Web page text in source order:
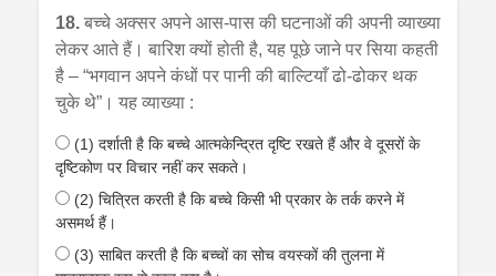
18. बच्चे अक्सर अपने आस-पास की घटनाओं की अपनी व्याख्या
लेकर आते हैं। बारिश क्यों होती है, यह पूछे जाने पर सिया कहती
है – “भगवान अपने कंधों पर पानी की बाल्टियाँ ढो-ढोकर थक
चुके थे”। यह व्याख्या :
(1) दर्शाती है कि बच्चे आत्मकेन्द्रित दृष्टि रखते हैं और वे दूसरों के
दृष्टिकोण पर विचार नहीं कर सकते।
(2) चित्रित करती है कि बच्चे किसी भी प्रकार के तर्क करने में
असमर्थ हैं।
(3) साबित करती है कि बच्चों का सोच वयस्कों की तुलना में